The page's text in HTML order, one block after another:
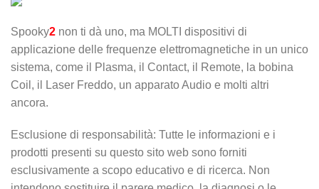
Spooky2 non ti dà uno, ma MOLTI dispositivi di
applicazione delle frequenze elettromagnetiche in un unico
sistema, come il Plasma, il Contact, il Remote, la bobina
Coil, il Laser Freddo, un apparato Audio e molti altri
ancora.
Esclusione di responsabilità: Tutte le informazioni e i
prodotti presenti su questo sito web sono forniti
esclusivamente a scopo educativo e di ricerca. Non